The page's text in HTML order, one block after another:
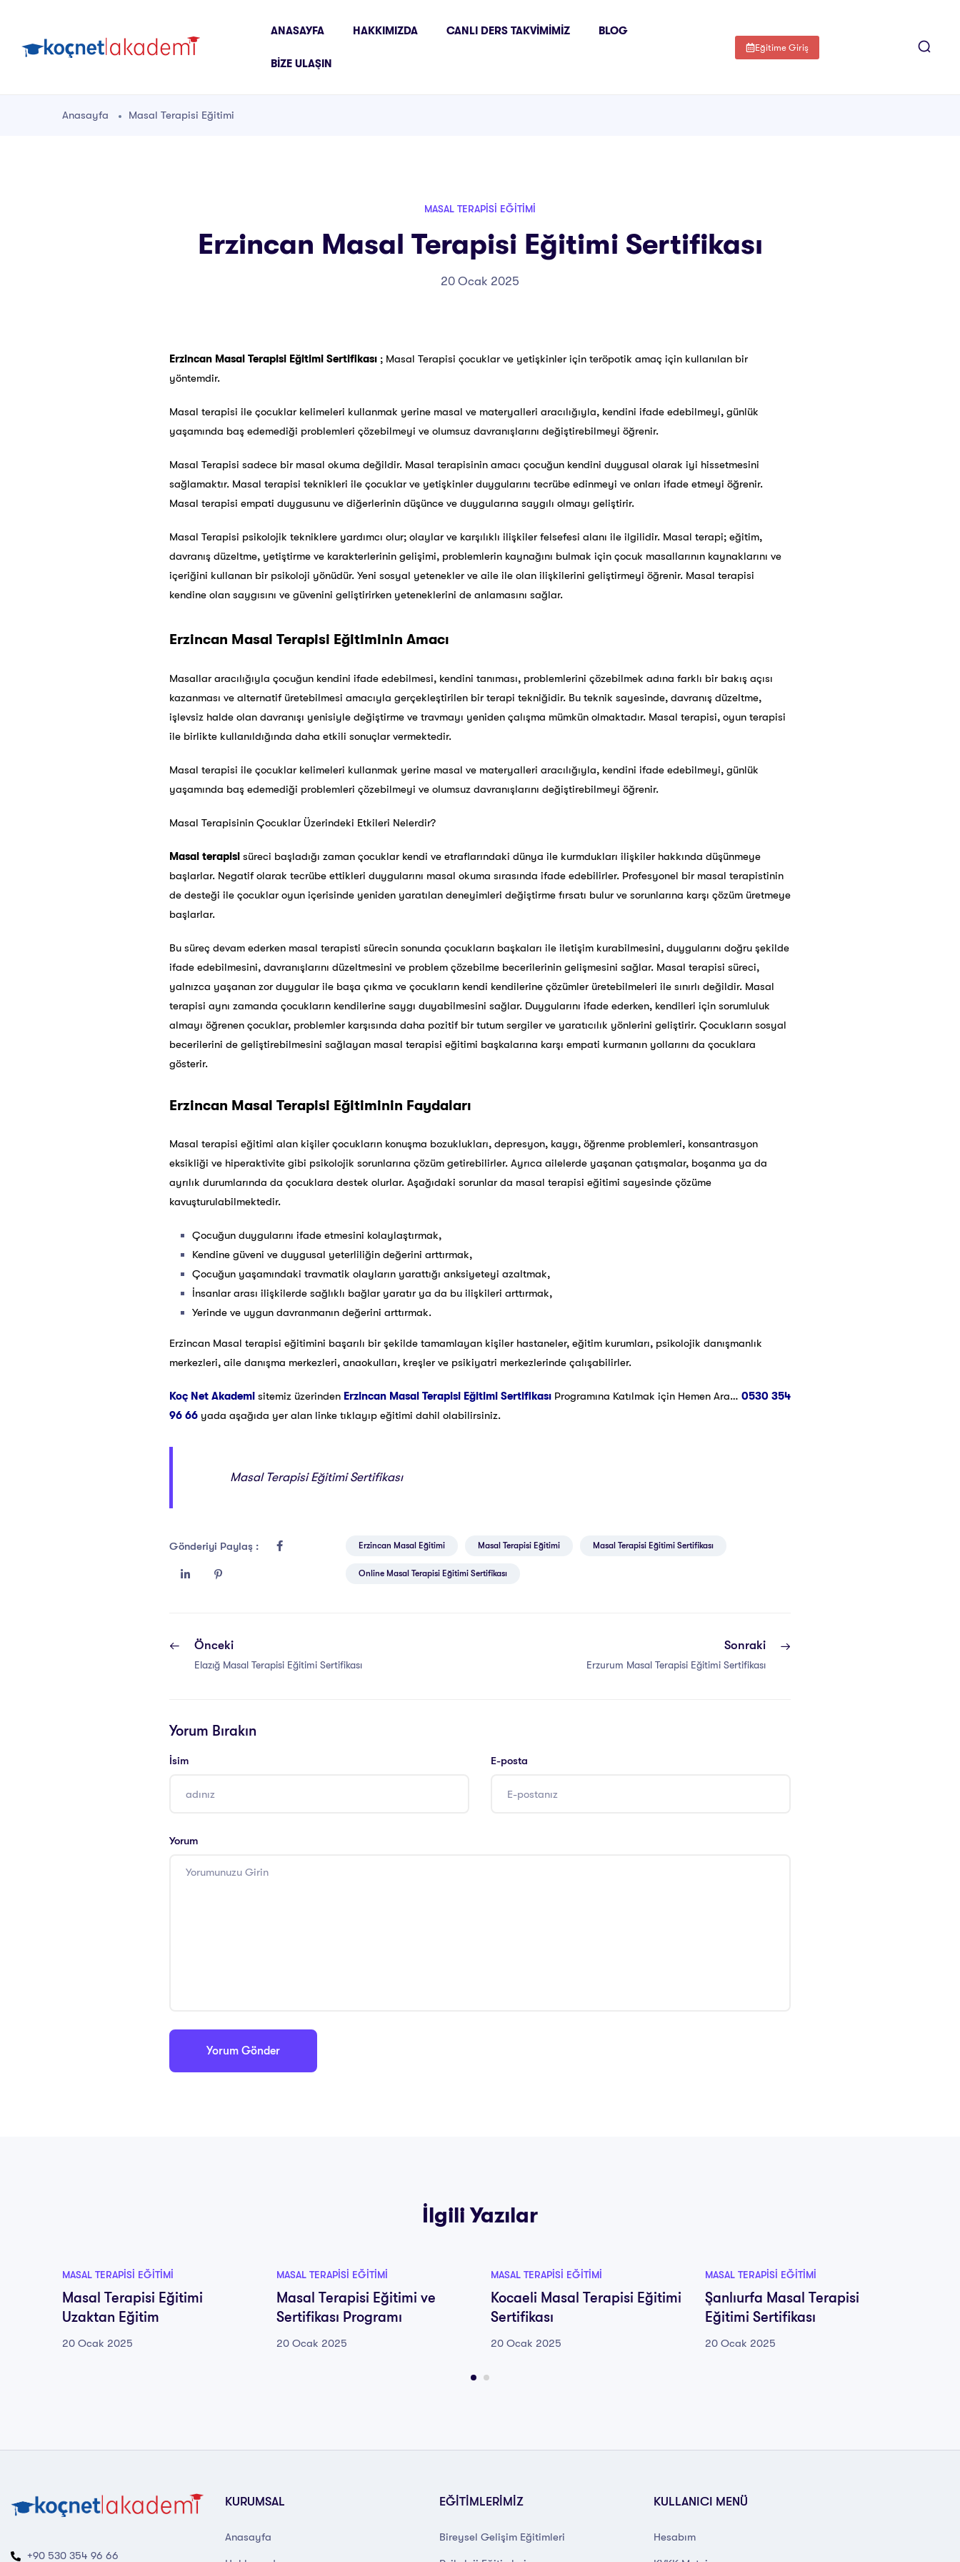
ANASAYFA HAKKIMIZDA CANLI DERS TAKVIMIMIZ BLOG
BIZE ULAŞIN
Eğitime Giriş
Anasayfa Masal Terapisi Eğitimi
MASAL TERAPISI EĞITIMI
Erzincan Masal Terapisi Eğitimi Sertifikası
20 Ocak 2025
Erzincan Masal Terapisi Eğitimi Sertifikası ; Masal Terapisi çocuklar ve yetişkinler için teröpotik amaç için kullanılan bir
yöntemdir.
Masal terapisi ile çocuklar kelimeleri kullanmak yerine masal ve materyalleri aracılığıyla, kendini ifade edebilmeyi, günlük
yaşamında baş edemediği problemleri çözebilmeyi ve olumsuz davranışlarını değiştirebilmeyi öğrenir.
Masal Terapisi sadece bir masal okuma değildir. Masal terapisinin amacı çocuğun kendini duygusal olarak iyi hissetmesini
sağlamaktır. Masal terapisi teknikleri ile çocuklar ve yetişkinler duygularını tecrübe edinmeyi ve onları ifade etmeyi öğrenir.
Masal terapisi empati duygusunu ve diğerlerinin düşünce ve duygularına saygılı olmayı geliştirir.
Masal Terapisi psikolojik tekniklere yardımcı olur; olaylar ve karşılıklı ilişkiler felsefesi alanı ile ilgilidir. Masal terapi; eğitim,
davranış düzeltme, yetiştirme ve karakterlerinin gelişimi, problemlerin kaynağını bulmak için çocuk masallarının kaynaklarını ve
içeriğini kullanan bir psikoloji yönüdür. Yeni sosyal yetenekler ve aile ile olan ilişkilerini geliştirmeyi öğrenir. Masal terapisi
kendine olan saygısını ve güvenini geliştirirken yeteneklerini de anlamasını sağlar.
Erzincan Masal Terapisi Eğitiminin Amacı
Masallar aracılığıyla çocuğun kendini ifade edebilmesi, kendini tanıması, problemlerini çözebilmek adına farklı bir bakış açısı
kazanması ve alternatif üretebilmesi amacıyla gerçekleştirilen bir terapi tekniğidir. Bu teknik sayesinde, davranış düzeltme,
işlevsiz halde olan davranışı yenisiyle değiştirme ve travmayı yeniden çalışma mümkün olmaktadır. Masal terapisi, oyun terapisi
ile birlikte kullanıldığında daha etkili sonuçlar vermektedir.
Masal terapisi ile çocuklar kelimeleri kullanmak yerine masal ve materyalleri aracılığıyla, kendini ifade edebilmeyi, günlük
yaşamında baş edemediği problemleri çözebilmeyi ve olumsuz davranışlarını değiştirebilmeyi öğrenir.
Masal Terapisinin Çocuklar Üzerindeki Etkileri Nelerdir?
Masal terapisi süreci başladığı zaman çocuklar kendi ve etraflarındaki dünya ile kurmdukları ilişkiler hakkında düşünmeye
başlarlar. Negatif olarak tecrübe ettikleri duygularını masal okuma sırasında ifade edebilirler. Profesyonel bir masal terapistinin
de desteği ile çocuklar oyun içerisinde yeniden yaratılan deneyimleri değiştirme fırsatı bulur ve sorunlarına karşı çözüm üretmeye
başlarlar.
Bu süreç devam ederken masal terapisti sürecin sonunda çocukların başkaları ile iletişim kurabilmesini, duygularını doğru şekilde
ifade edebilmesini, davranışlarını düzeltmesini ve problem çözebilme becerilerinin gelişmesini sağlar. Masal terapisi süreci,
yalnızca yaşanan zor duygular ile başa çıkma ve çocukların kendi kendilerine çözümler üretebilmeleri ile sınırlı değildir. Masal
terapisi aynı zamanda çocukların kendilerine saygı duyabilmesini sağlar. Duygularını ifade ederken, kendileri için sorumluluk
almayı öğrenen çocuklar, problemler karşısında daha pozitif bir tutum sergiler ve yaratıcılık yönlerini geliştirir. Çocukların sosyal
becerilerini de geliştirebilmesini sağlayan masal terapisi eğitimi başkalarına karşı empati kurmanın yollarını da çocuklara
gösterir.
Erzincan Masal Terapisi Eğitiminin Faydaları
Masal terapisi eğitimi alan kişiler çocukların konuşma bozuklukları, depresyon, kaygı, öğrenme problemleri, konsantrasyon
eksikliği ve hiperaktivite gibi psikolojik sorunlarına çözüm getirebilirler. Ayrıca ailelerde yaşanan çatışmalar, boşanma ya da
ayrılık durumlarında da çocuklara destek olurlar. Aşağıdaki sorunlar da masal terapisi eğitimi sayesinde çözüme
kavuşturulabilmektedir.
Çocuğun duygularını ifade etmesini kolaylaştırmak,
Kendine güveni ve duygusal yeterliliğin değerini arttırmak,
Çocuğun yaşamındaki travmatik olayların yarattığı anksiyeteyi azaltmak,
İnsanlar arası ilişkilerde sağlıklı bağlar yaratır ya da bu ilişkileri arttırmak,
Yerinde ve uygun davranmanın değerini arttırmak.
Erzincan Masal terapisi eğitimini başarılı bir şekilde tamamlayan kişiler hastaneler, eğitim kurumları, psikolojik danışmanlık
merkezleri, aile danışma merkezleri, anaokulları, kreşler ve psikiyatri merkezlerinde çalışabilirler.
Koç Net Akademi sitemiz üzerinden Erzincan Masal Terapisi Eğitimi Sertifikası Programına Katılmak için Hemen Ara… 0530 354
96 66 yada aşağıda yer alan linke tıklayıp eğitimi dahil olabilirsiniz.
Masal Terapisi Eğitimi Sertifikası
Gönderiyi Paylaş : Erzincan Masal Eğitimi Masal Terapisi Eğitimi Masal Terapisi Eğitimi Sertifikası
Online Masal Terapisi Eğitimi Sertifikası
Önceki
Elazığ Masal Terapisi Eğitimi Sertifikası
Sonraki
Erzurum Masal Terapisi Eğitimi Sertifikası
Yorum Bırakın
İsim E-posta
Yorum
İlgili Yazılar
MASAL TERAPISI EĞITIMI
Masal Terapisi Eğitimi
Uzaktan Eğitim
20 Ocak 2025
MASAL TERAPISI EĞITIMI
Masal Terapisi Eğitimi ve
Sertifikası Programı
20 Ocak 2025
MASAL TERAPISI EĞITIMI
Kocaeli Masal Terapisi Eğitimi
Sertifikası
20 Ocak 2025
MASAL TERAPISI EĞITIMI
Şanlıurfa Masal Terapisi
Eğitimi Sertifikası
20 Ocak 2025
+90 530 354 96 66
KURUMSAL
Anasayfa
EĞİTİMLERİMİZ
Bireysel Gelişim Eğitimleri
KULLANICI MENÜ
Hesabım